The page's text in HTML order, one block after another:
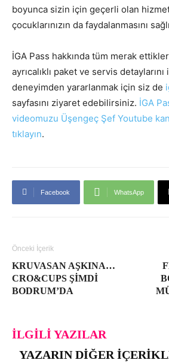
boyunca sizin için geçerli olan
çocuklarınızın da faydalanmasını
İGA Pass hakkında tüm merak
ayrıcalıklı paket ve servis
deneyimden yararlanmak için siz de
sayfasını ziyaret edebilirsiniz. İGA
videomuzu Üşengeç Şef Youtube
tıklayın.
Facebook WhatsApp
Önceki İçerik
KRUVASAN AŞKINA…
CRO&CUPS ŞIMDI
BODRUM’DA
İLGILI YAZILAR
YAZARIN DIĞER